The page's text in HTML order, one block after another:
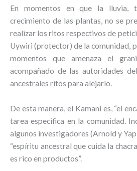
En momentos en que la lluvia,
crecimiento de las plantas, no se
realizar los ritos respectivos de
Uywiri (protector) de la comunidad,
momentos que amenaza el
acompañado de las autoridades
ancestrales ritos para alejarlo.
De esta manera, el Kamani es, “el
tarea especifica en la comunidad.
algunos investigadores (Arnold y
“espíritu ancestral que cuida la
es rico en productos”.